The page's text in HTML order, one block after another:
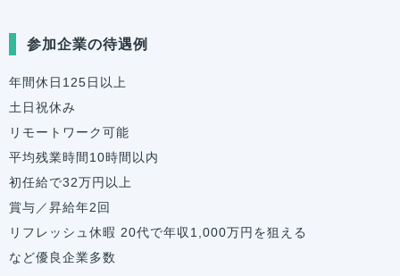
参加企業の待遇例
年間休日125日以上
土日祝休み
リモートワーク可能
平均残業時間10時間以内
初任給で32万円以上
賞与／昇給年2回
リフレッシュ休暇 20代で年収1,000万円を狙える
など優良企業多数